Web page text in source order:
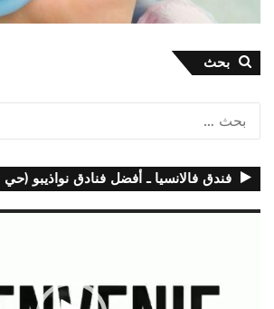
بحث
فندق فالانسيا ـ أفضل فنادق نواذيبو
مشغل